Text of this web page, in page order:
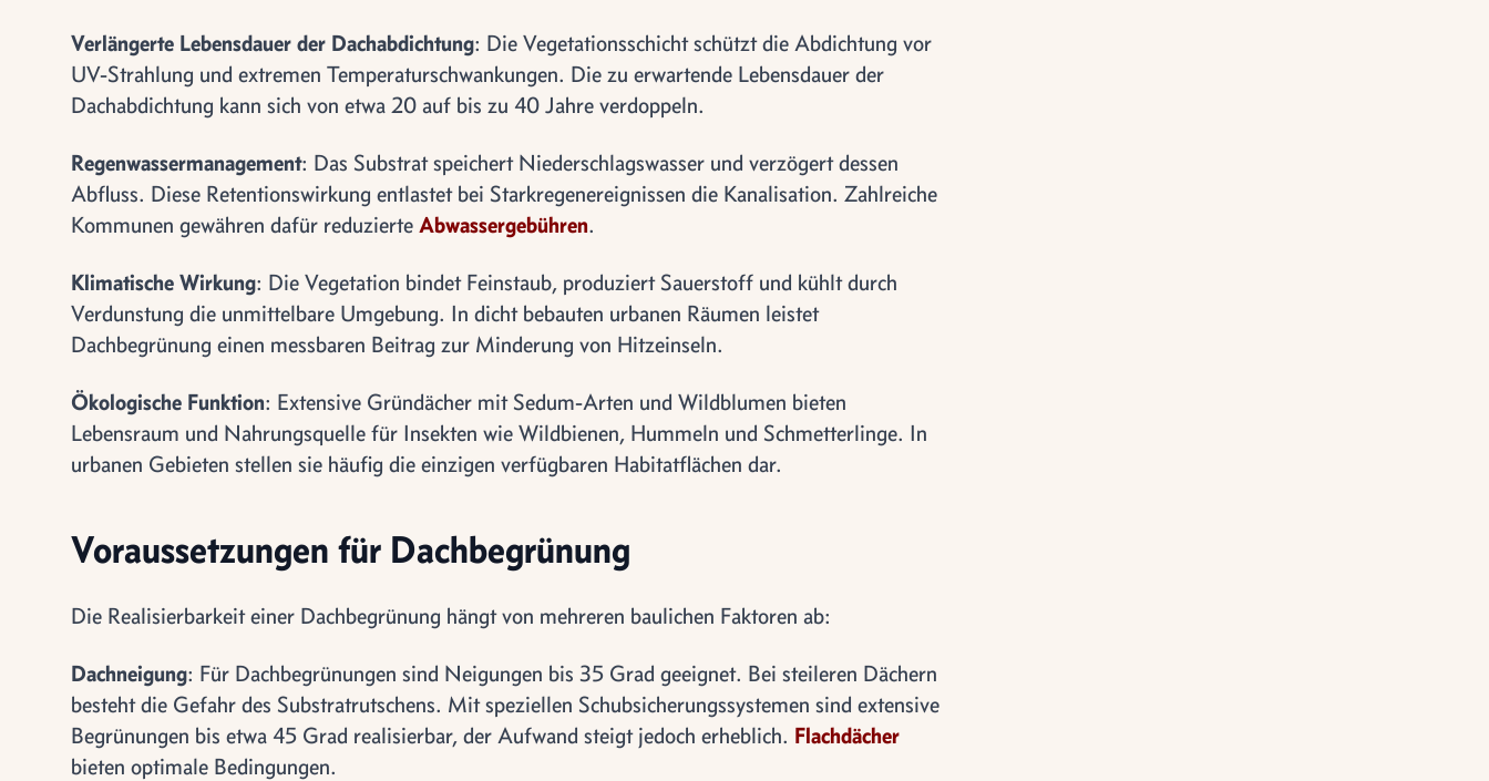
Verlängerte Lebensdauer der Dachabdichtung: Die Vegetationsschicht schützt die Abdichtung vor
UV-Strahlung und extremen Temperaturschwankungen. Die zu erwartende Lebensdauer der
Dachabdichtung kann sich von etwa 20 auf bis zu 40 Jahre verdoppeln.
Regenwassermanagement: Das Substrat speichert Niederschlagswasser und verzögert dessen
Abfluss. Diese Retentionswirkung entlastet bei Starkregenereignissen die Kanalisation. Zahlreiche
Kommunen gewähren dafür reduzierte Abwassergebühren.
Klimatische Wirkung: Die Vegetation bindet Feinstaub, produziert Sauerstoff und kühlt durch
Verdunstung die unmittelbare Umgebung. In dicht bebauten urbanen Räumen leistet
Dachbegrünung einen messbaren Beitrag zur Minderung von Hitzeinseln.
Ökologische Funktion: Extensive Gründächer mit Sedum-Arten und Wildblumen bieten
Lebensraum und Nahrungsquelle für Insekten wie Wildbienen, Hummeln und Schmetterlinge. In
urbanen Gebieten stellen sie häufig die einzigen verfügbaren Habitatflächen dar.
Voraussetzungen für Dachbegrünung
Die Realisierbarkeit einer Dachbegrünung hängt von mehreren baulichen Faktoren ab:
Dachneigung: Für Dachbegrünungen sind Neigungen bis 35 Grad geeignet. Bei steileren Dächern
besteht die Gefahr des Substratrutschens. Mit speziellen Schubsicherungssystemen sind extensive
Begrünungen bis etwa 45 Grad realisierbar, der Aufwand steigt jedoch erheblich. Flachdächer
bieten optimale Bedingungen.